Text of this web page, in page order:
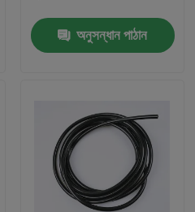
অনুসন্ধান পাঠান